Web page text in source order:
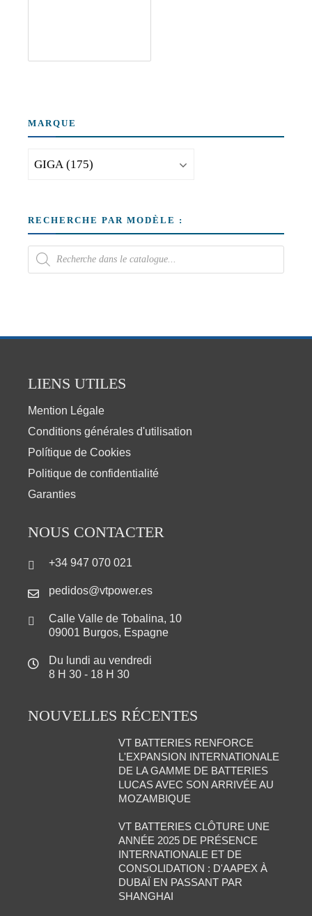
MARQUE
RECHERCHE PAR MODÈLE :
LIENS UTILES
Mention Légale
Conditions générales d'utilisation
Polítique de Cookies
Politique de confidentialité
Garanties
NOUS CONTACTER
+34 947 070 021
pedidos@vtpower.es
Calle Valle de Tobalina, 10
09001 Burgos, Espagne
Du lundi au vendredi
8 H 30 - 18 H 30
NOUVELLES RÉCENTES
VT BATTERIES RENFORCE
L'EXPANSION INTERNATIONALE
DE LA GAMME DE BATTERIES
LUCAS AVEC SON ARRIVÉE AU
MOZAMBIQUE
VT BATTERIES CLÔTURE UNE
ANNÉE 2025 DE PRÉSENCE
INTERNATIONALE ET DE
CONSOLIDATION : D'AAPEX À
DUBAÏ EN PASSANT PAR
SHANGHAI